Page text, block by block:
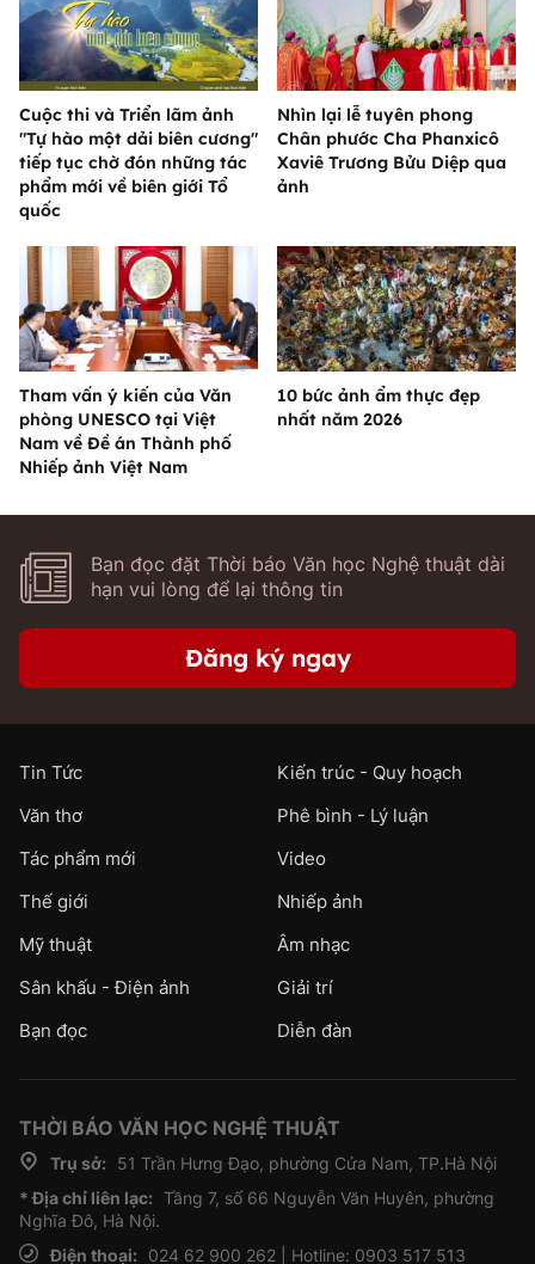
Cuộc thi và Triển lãm ảnh
"Tự hào một dải biên cương"
tiếp tục chờ đón những tác
phẩm mới về biên giới Tổ
quốc
Nhìn lại lễ tuyên phong
Chân phước Cha Phanxicô
Xaviê Trương Bửu Diệp qua
ảnh
Tham vấn ý kiến của Văn
phòng UNESCO tại Việt
Nam về Đề án Thành phố
Nhiếp ảnh Việt Nam
10 bức ảnh ẩm thực đẹp
nhất năm 2026
Bạn đọc đặt Thời báo Văn học Nghệ thuật dài
hạn vui lòng để lại thông tin
Đăng ký ngay
Tin Tức
Kiến trúc - Quy hoạch
Văn thơ
Phê bình - Lý luận
Tác phẩm mới
Video
Thế giới
Nhiếp ảnh
Mỹ thuật
Âm nhạc
Sân khấu - Điện ảnh
Giải trí
Bạn đọc
Diễn đàn
THỜI BÁO VĂN HỌC NGHỆ THUẬT
Trụ sở:
51 Trần Hưng Đạo, phường Cửa Nam, TP.Hà Nội
* Địa chỉ liên lạc: Tầng 7, số 66 Nguyễn Văn Huyên, phường
Nghĩa Đô, Hà Nội.
Điện thoại:
024 62 900 262 | Hotline: 0903 517 513